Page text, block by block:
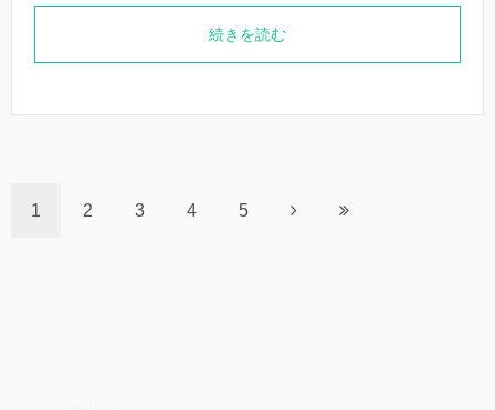
続きを読む
1 2 3 4 5